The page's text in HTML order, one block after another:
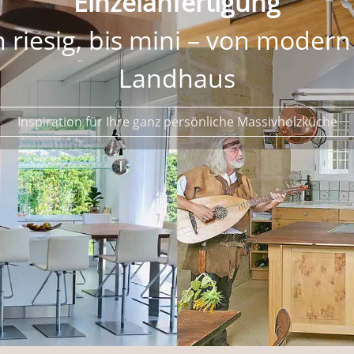
Massivholz
anderen ehrlichen
mit raffinierten Details, ganz nach Ihren Wünschen